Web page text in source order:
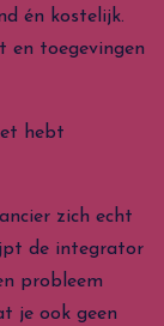
én kostelijk.
en toegevingen
hebt
zich echt
de integrator
probleem
je ook geen